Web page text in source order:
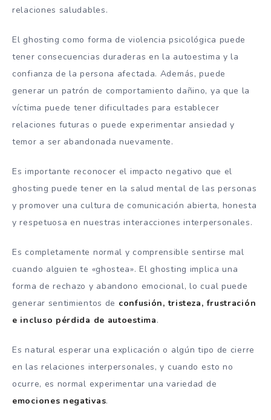
relaciones saludables.
El ghosting como forma de violencia psicológica puede
tener consecuencias duraderas en la autoestima y la
confianza de la persona afectada. Además, puede
generar un patrón de comportamiento dañino, ya que la
víctima puede tener dificultades para establecer
relaciones futuras o puede experimentar ansiedad y
temor a ser abandonada nuevamente.
Es importante reconocer el impacto negativo que el
ghosting puede tener en la salud mental de las personas
y promover una cultura de comunicación abierta, honesta
y respetuosa en nuestras interacciones interpersonales.
Es completamente normal y comprensible sentirse mal
cuando alguien te «ghostea». El ghosting implica una
forma de rechazo y abandono emocional, lo cual puede
generar sentimientos de confusión, tristeza, frustración
e incluso pérdida de autoestima.
Es natural esperar una explicación o algún tipo de cierre
en las relaciones interpersonales, y cuando esto no
ocurre, es normal experimentar una variedad de
emociones negativas.